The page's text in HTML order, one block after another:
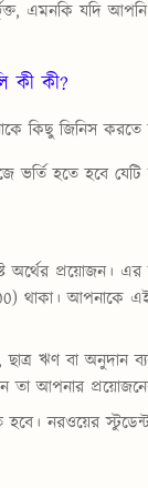
এমনকি যদি
কী কী?
কিছু জিনিস করতে
ভর্তি হতে হবে
প্রয়োজন।
আপনাকে এই
ঋণ বা অনুদান
তা আপনার
হবে।নরওয়ের